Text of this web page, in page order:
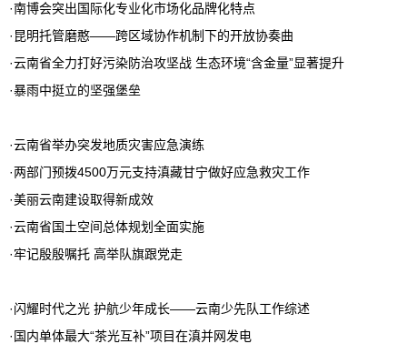
·南博会突出国际化专业化市场化品牌化特点
· 昆明托管磨憨——跨区域协作机制下的开放协奏曲
·云南省全力打好污染防治攻坚战 生态环境“含金量”显著提升
·暴雨中挺立的坚强堡垒
·云南省举办突发地质灾害应急演练
·两部门预拨4500万元支持滇藏甘宁做好应急救灾工作
·美丽云南建设取得新成效
·云南省国土空间总体规划全面实施
·牢记殷殷嘱托 高举队旗跟党走
·闪耀时代之光 护航少年成长——云南少先队工作综述
· 国内单体最大“茶光互补”项目在滇并网发电